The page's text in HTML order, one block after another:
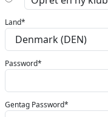
Land*
Password*
Gentag Password*